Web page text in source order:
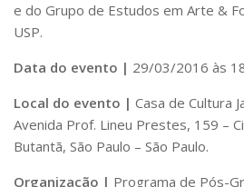
Representação Discente
Abertas
Encerradas
Contratos
e do Grupo de Estudos em Arte &
USP.
Data do evento | 29/03/2016 às
Local do evento | Casa de Cultura
Avenida Prof. Lineu Prestes, 159 –
Butantã, São Paulo – São Paulo.
Organização | Programa de Pós-